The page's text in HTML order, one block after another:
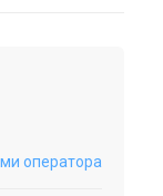
оператора